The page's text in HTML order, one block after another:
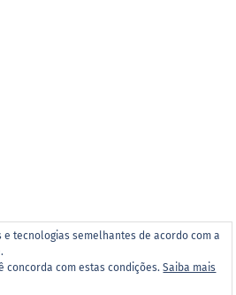
e tecnologias semelhantes de acordo com a
concorda com estas condições.Saiba mais